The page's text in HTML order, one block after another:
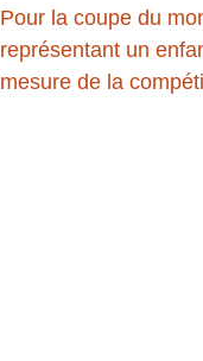
Pour la coupe du
représentant un
mesure de la